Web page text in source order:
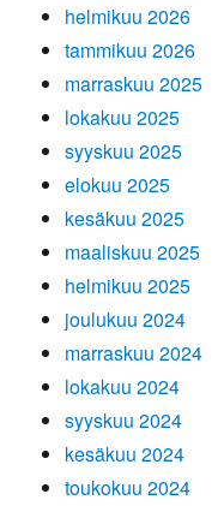
helmikuu 2026
tammikuu 2026
marraskuu 2025
lokakuu 2025
syyskuu 2025
elokuu 2025
kesäkuu 2025
maaliskuu 2025
helmikuu 2025
joulukuu 2024
marraskuu 2024
lokakuu 2024
syyskuu 2024
kesäkuu 2024
toukokuu 2024